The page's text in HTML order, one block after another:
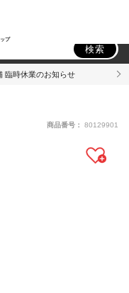
プ
検索
臨時休業のお知らせ
商品番号： 80129901